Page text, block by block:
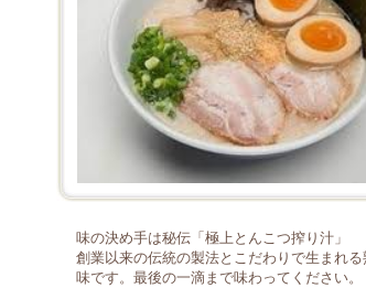
味の決め手は秘伝「極上とんこつ搾り汁」
創業以来の伝統の製法とこだわりで生まれる
味です。最後の一滴まで味わってください。